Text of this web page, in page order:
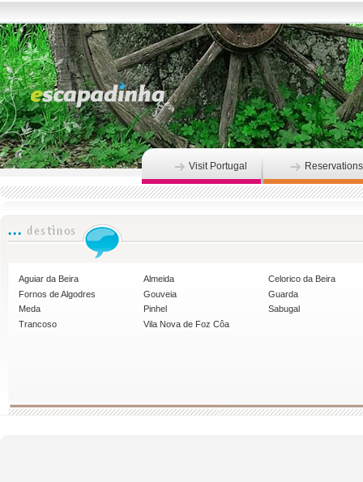
Visit Portugal Reservations
Aguiar da Beira Almeida
Celorico da Beira
Fornos de Algodres
Gouveia
Guarda
Meda
Pinhel
Sabugal
Trancoso
Vila Nova de Foz Côa